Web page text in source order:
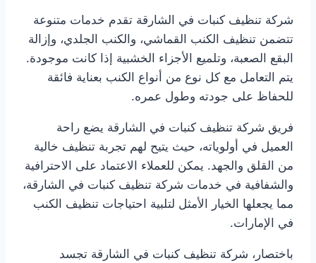
شركة تنظيف كنبات في الشارقة تقدم خدمات متنوعة
تتضمن تنظيف الكنب القماشي، والكنب الجلدي، وإزالة
البقع الصعبة، وتلميع الأجزاء الخشبية إذا كانت موجودة.
يتم التعامل مع كل نوع من أنواع الكنب بعناية فائقة
للحفاظ على جودته وطول عمره.
فريق شركة تنظيف كنبات في الشارقة يضع راحة
العميل في أولوياته، حيث يتيح لهم تجربة تنظيف خالية
من القلق والجهد. يمكن للعملاء الاعتماد على الاحترافية
والشفافية في خدمات شركة تنظيف كنبات في الشارقة،
مما يجعلها الخيار الأمثل لتلبية احتياجات تنظيف الكنب
في الإمارات.
باختصار، شركة تنظيف كنبات في الشارقة تجسد